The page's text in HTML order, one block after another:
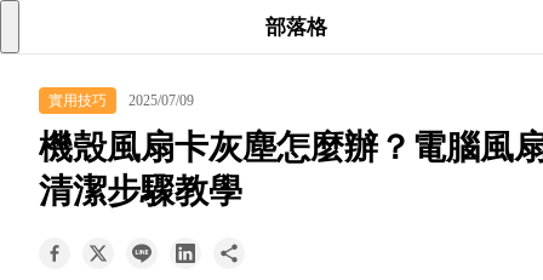
所有商品
keyboard_arrow_down
部落格
實用技巧 2025/07/09
機殼風扇卡灰塵怎麼辦？電腦風
清潔步驟教學